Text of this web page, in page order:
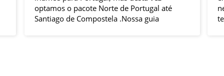
optamos o pacote Norte de Portugal até
Santiago de Compostela .Nossa guia